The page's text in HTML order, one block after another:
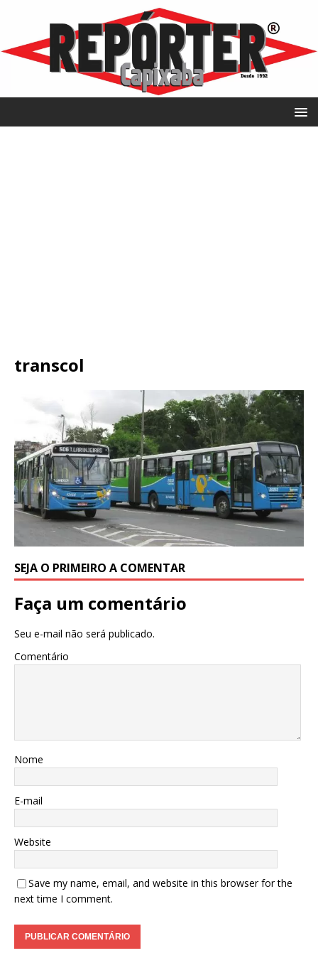
transcol
SEJA O PRIMEIRO A COMENTAR
Faça um comentário
Seu e-mail não será publicado.
Comentário
Nome
E-mail
Website
Save my name, email, and website in this browser for the
next time I comment.